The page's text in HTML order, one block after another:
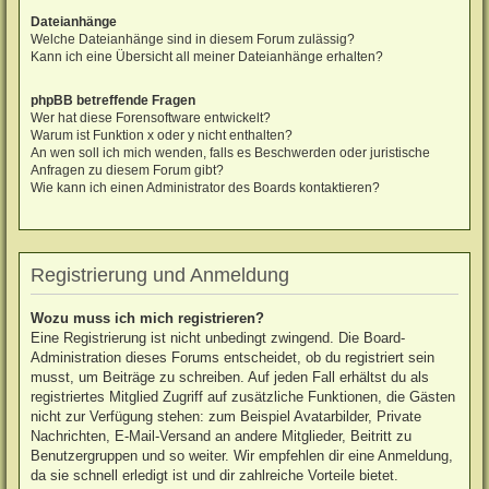
Dateianhänge
Welche Dateianhänge sind in diesem Forum zulässig?
Kann ich eine Übersicht all meiner Dateianhänge erhalten?
phpBB betreffende Fragen
Wer hat diese Forensoftware entwickelt?
Warum ist Funktion x oder y nicht enthalten?
An wen soll ich mich wenden, falls es Beschwerden oder juristische
Anfragen zu diesem Forum gibt?
Wie kann ich einen Administrator des Boards kontaktieren?
Registrierung und Anmeldung
Wozu muss ich mich registrieren?
Eine Registrierung ist nicht unbedingt zwingend. Die Board-
Administration dieses Forums entscheidet, ob du registriert sein
musst, um Beiträge zu schreiben. Auf jeden Fall erhältst du als
registriertes Mitglied Zugriff auf zusätzliche Funktionen, die Gästen
nicht zur Verfügung stehen: zum Beispiel Avatarbilder, Private
Nachrichten, E-Mail-Versand an andere Mitglieder, Beitritt zu
Benutzergruppen und so weiter. Wir empfehlen dir eine Anmeldung,
da sie schnell erledigt ist und dir zahlreiche Vorteile bietet.